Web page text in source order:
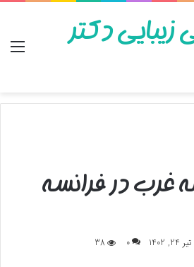
دکتر
غرب در فرانسه
تیر 24, 1402 0
38